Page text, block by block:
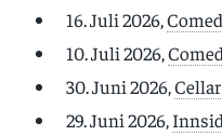
16. Juli 2026,
10. Juli 2026,
30. Juni 2026,
29. Juni 2026,